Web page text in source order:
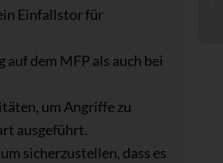
Einfallstor für
dem MFP als auch bei
um Angriffe zu
ausgeführt.
sicherzustellen, dass es